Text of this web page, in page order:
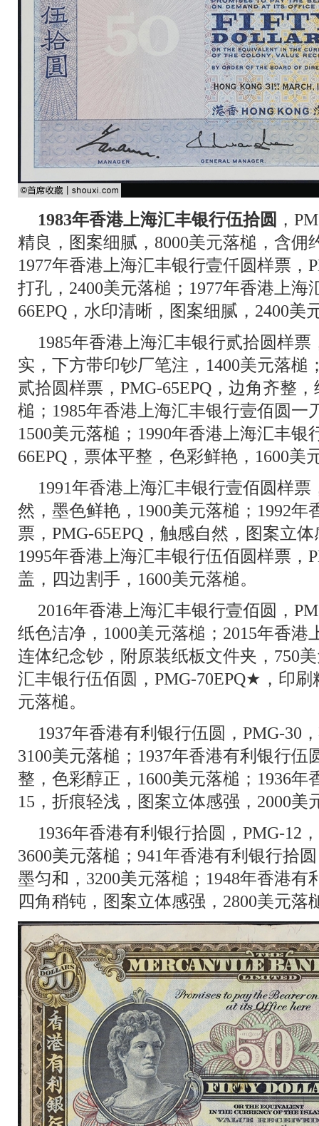
1983年香港上海汇丰银行伍拾圆 ，
精良，图案细腻，8000美元落槌，含佣
1977年香港上海汇丰银行壹仟圆样票，
打孔，2400美元落槌；1977年香港上海
66EPQ，水印清晰，图案细腻，2400美
1985年香港上海汇丰银行贰拾圆样票
实，下方带印钞厂笔注，1400美元落槌
贰拾圆样票，PMG-65EPQ，边角齐整
槌；1985年香港上海汇丰银行壹佰圆一
1500美元落槌；1990年香港上海汇丰银
66EPQ，票体平整，色彩鲜艳，1600美
1991年香港上海汇丰银行壹佰圆样票
然，墨色鲜艳，1900美元落槌；1992
票，PMG-65EPQ，触感自然，图案立
1995年香港上海汇丰银行伍佰圆样票，
盖，四边割手，1600美元落槌。
2016年香港上海汇丰银行壹佰圆，
纸色洁净，1000美元落槌；2015年香港
连体纪念钞，附原装纸板文件夹，750
汇丰银行伍佰圆，PMG-70EPQ★，印
元落槌。
1937年香港有利银行伍圆，PMG-30
3100美元落槌；1937年香港有利银行伍
整，色彩醇正，1600美元落槌；1936年
15，折痕轻浅，图案立体感强，2000美
1936年香港有利银行拾圆，PMG-12
3600美元落槌；941年香港有利银行拾
墨匀和，3200美元落槌；1948年香港有
四角稍钝，图案立体感强，2800美元落